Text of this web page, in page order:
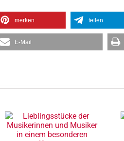
merken teilen
E-Mail